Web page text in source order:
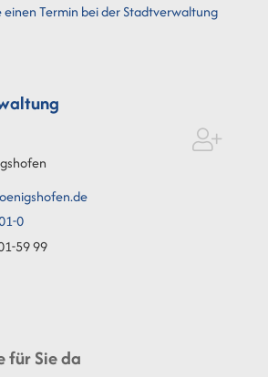
einen Termin bei der Stadtverwaltung
0
5999
für Sie da